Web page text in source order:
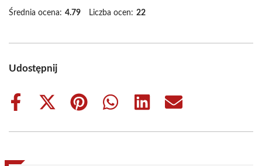
Średnia ocena: 4.79 Liczba ocen: 22
Udostępnij
Share
Share
(Twitter)
Share
Share
Share
Share